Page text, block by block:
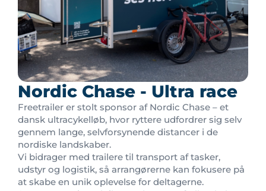
Nordic Chase - Ultra race
Freetrailer er stolt sponsor af Nordic Chase – et
dansk ultracykelløb, hvor ryttere udfordrer sig selv
gennem lange, selvforsynende distancer i de
nordiske landskaber.
Vi bidrager med trailere til transport af tasker,
udstyr og logistik, så arrangørerne kan fokusere på
at skabe en unik oplevelse for deltagerne.